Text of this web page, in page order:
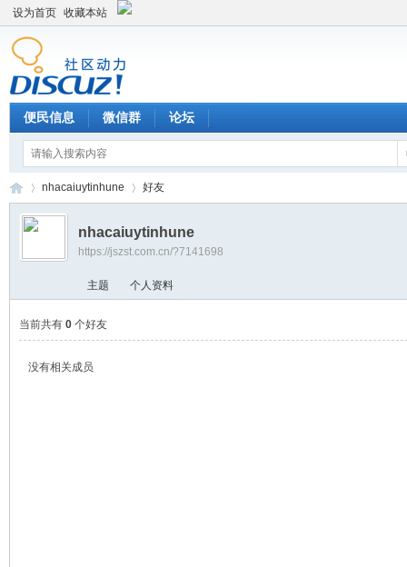
设为首页 收藏本站
便民信息 微信群 论坛
›
nhacaiuytinhune 好友
nhacaiuytinhune
https://jszst.com.cn/?7141698
主题 个人资料
当前共有 0个好友
没有相关成员